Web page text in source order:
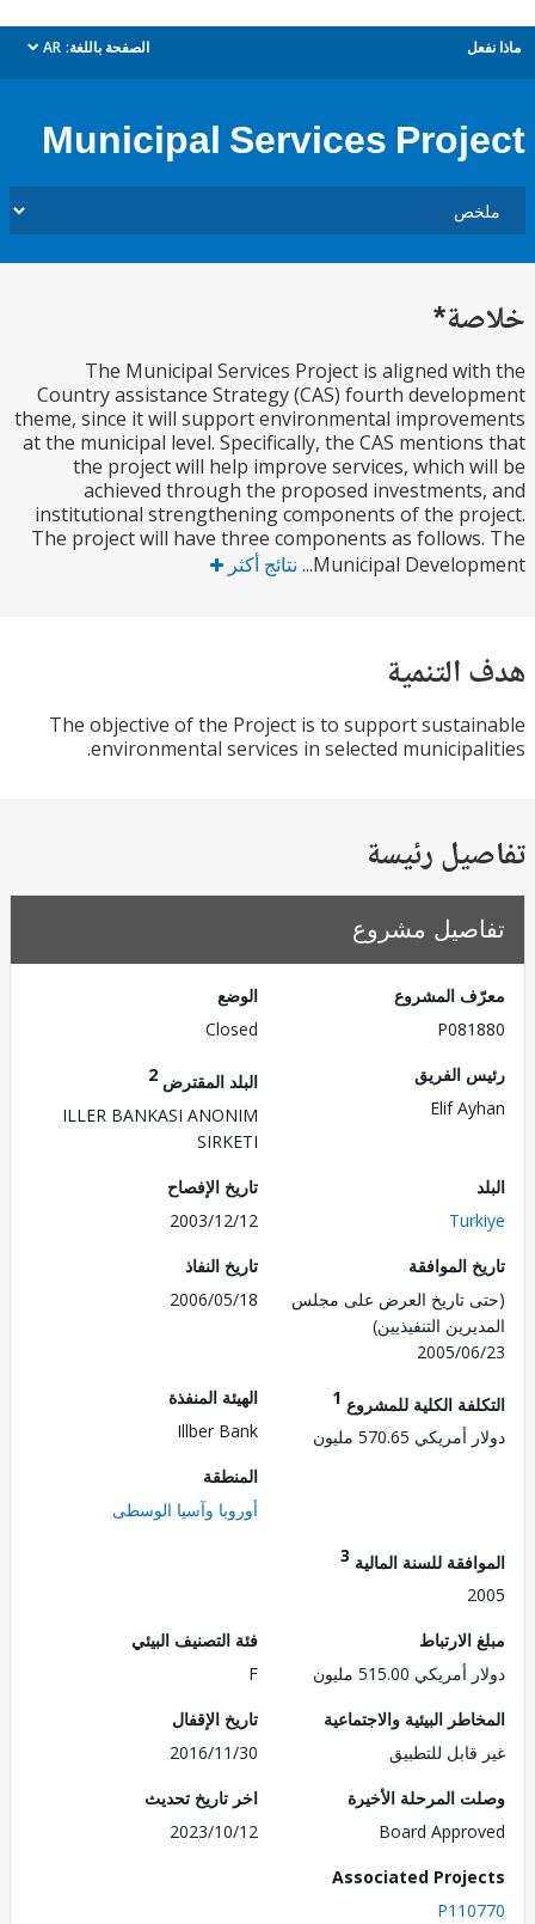
الصفحة باللغة: AR
dropdown
Municipal Services
The Municipal Services Project is aligned
Country assistance Strategy (CAS) fourth
theme, since it will support environmental
at the municipal level. Specifically, the CAS
the project will help improve services, which
achieved through the proposed
institutional strengthening components of the
The project will have three components as
Municipal
نتائج أكثر
The objective of the Project is to support
environmental services in selected
رئيسة
مشروع
المشروع
الفريق
Elif
البلد المقترض
ILLER BANKASI ANONIM
SIRKETI
تاريخ الإفصاح
2003/12/12
الموافقة
تاريخ العرض على مجلس
التنفيذيين)
2005/
تاريخ النفاذ
2006/05/18
الكلية للمشروع1
570.65 مليون
الهيئة المنفذة
Illber Bank
أوروبا وآسيا الوسطى
للسنة المالية3
515.00 مليون
فئة التصنيف البيئي
F
البيئية والاجتماعية
للتطبيق
تاريخ الإقفال
2016/11/30
المرحلة الأخيرة
Board
اخر تاريخ تحديث
2023/10/12
Associated